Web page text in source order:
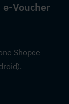
e-Voucher
Shopee